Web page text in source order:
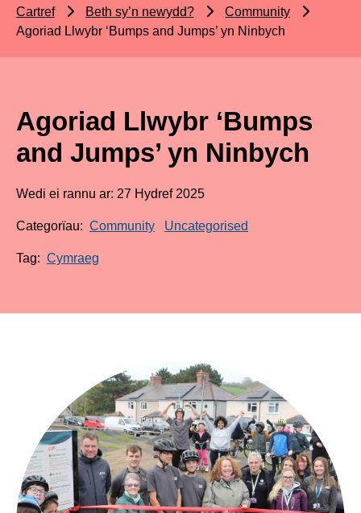
Cartref Beth sy’n newydd?
Community
Agoriad Llwybr ‘Bumps and Jumps’ yn Ninbych
Agoriad Llwybr ‘Bumps
and Jumps’ yn Ninbych
Wedi ei rannu ar: 27 Hydref 2025
Categorïau: Community Uncategorised
Tag: Cymraeg